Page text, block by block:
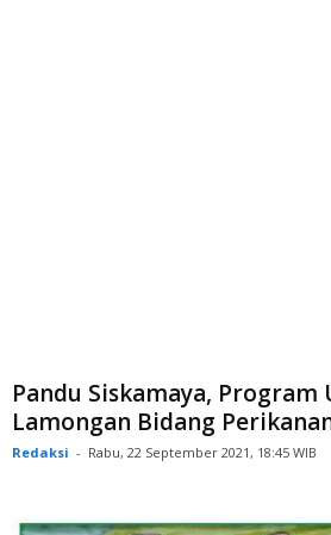
Pandu Siskamaya, Program
Lamongan Bidang
Redaksi - Rabu, 22 September 2021, 18:45 WIB